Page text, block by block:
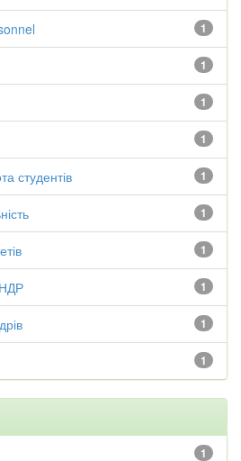
1
1
1
1
1
студентів
1
1
1
НДР
1
1
1